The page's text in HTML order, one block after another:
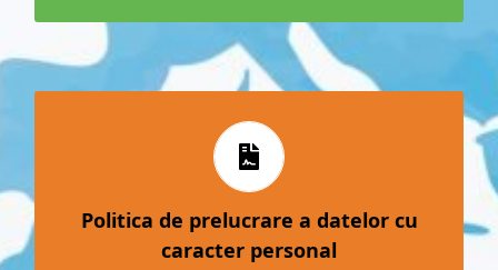
Politica de prelucrare a datelor cu
caracter personal
Politica de prelucrare a datelor cu caracter